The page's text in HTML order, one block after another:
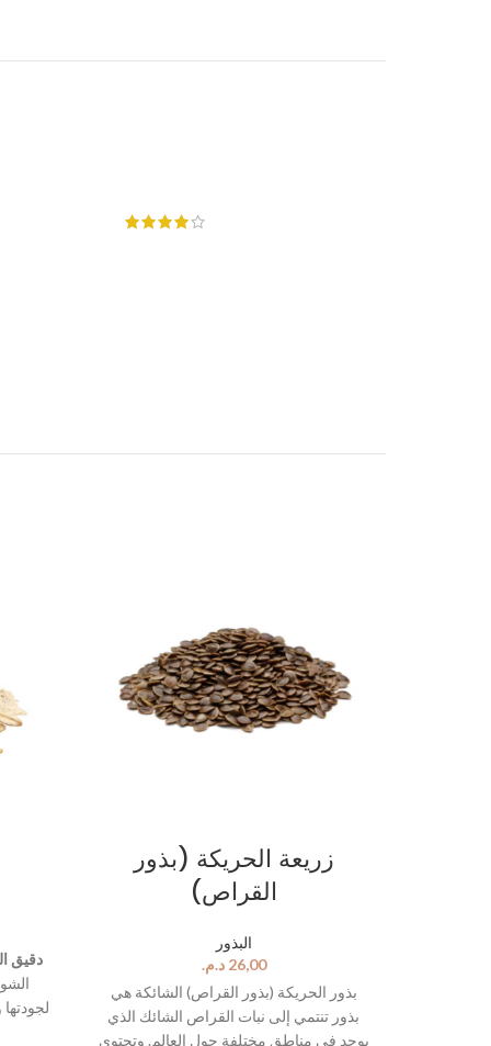
دقيق
زريعة الحريكة (بذور
القراص)
البذور
د.م.
بذور الحريكة (بذور القراص) الشائكة هي
بذور تنتمي إلى نبات القراص الشائك الذي
يوجد في مناطق مختلفة حول العالم. وتحتوي